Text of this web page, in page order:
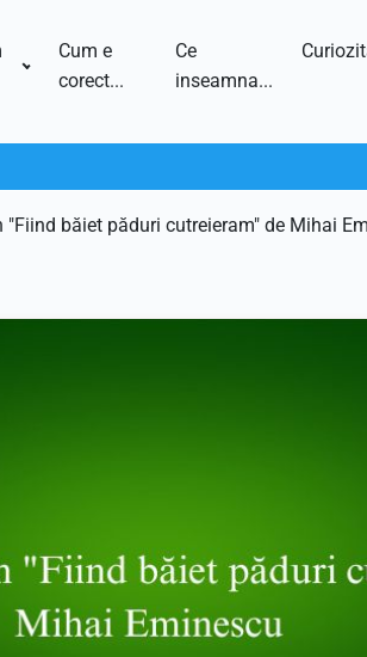
Cum e
corect...
Ce
inseamna...
"Fiind băiet păduri cutreieram" de Mihai